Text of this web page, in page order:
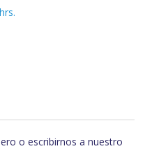
o escribirnos a nuestro